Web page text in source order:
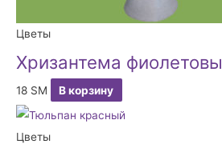
Цветы
Хризантема фиолетовы
18 ЅМ В корзину
Цветы